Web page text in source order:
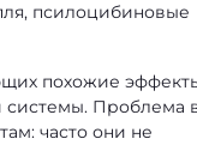
псилоцибиновые
похожие
системы. Проблема
часто они не